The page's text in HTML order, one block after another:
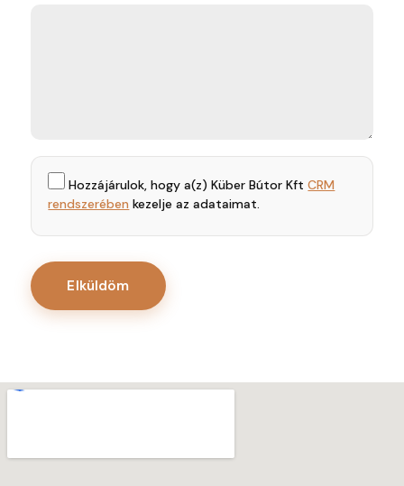
Hozzájárulok, hogy a(z) Küber Bútor KftCRM
rendszerében kezelje az adataimat.